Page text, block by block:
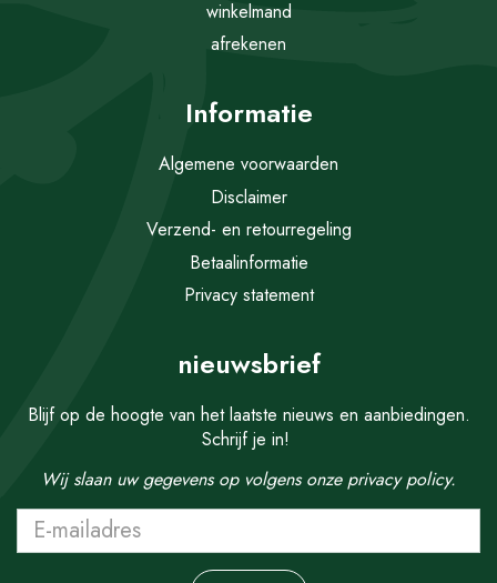
winkelmand
afrekenen
Informatie
Algemene voorwaarden
Disclaimer
Verzend- en retourregeling
Betaalinformatie
Privacy statement
nieuwsbrief
Blijf op de hoogte van het laatste nieuws en aanbiedingen.
Schrijf je in!
Wij slaan uw gegevens op volgens onze privacy policy.